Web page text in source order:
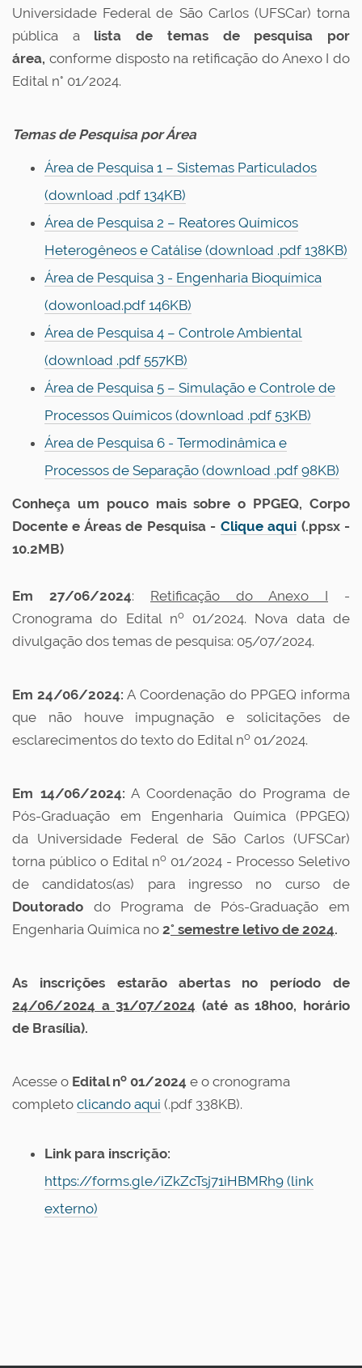
Universidade Federal de São Carlos (UFSCar) torna
pública alista de temas de pesquisa por
área, conforme disposto na retificação do Anexo I do
Edital n° 01/2024.
Temas de Pesquisa por Área
Área de Pesquisa 1 – Sistemas Particulados
(download .pdf 134KB)
Área de Pesquisa 2 – Reatores Químicos
Heterogêneos e Catálise (download .pdf 138KB)
Área de Pesquisa 3 - Engenharia Bioquímica
(dowonload.pdf 146KB)
Área de Pesquisa 4 – Controle Ambiental
(download .pdf 557KB)
Área de Pesquisa 5 – Simulação e Controle de
Processos Químicos (download .pdf 53KB)
Área de Pesquisa 6 - Termodinâmica e
Processos de Separação (download .pdf 98KB)
Conheça um pouco mais sobre o PPGEQ, Corpo
Docente e Áreas de Pesquisa - Clique aqui (.ppsx -
10.2MB)
Em 27/06/2024: Retificação do Anexo I -
Cronograma do Edital no01/2024. Nova data de
divulgação dos temas de pesquisa: 05/07/2024.
Em 24/06/2024: A Coordenação do PPGEQ informa
que não houve impugnação e solicitações de
esclarecimentos do texto do Edital no 01/2024.
Em 14/06/2024: A Coordenação do Programa de
Pós-Graduação em Engenharia Química (PPGEQ)
da Universidade Federal de São Carlos (UFSCar)
torna público o Edital no 01/2024 - Processo Seletivo
de candidatos(as) para ingresso no curso de
Doutorado do Programa de Pós-Graduação em
Engenharia Química no 2° semestre letivo de 2024.
As inscrições estarão abertas no período de
24/06/2024 a 31/07/2024 (até as 18h00, horário
de Brasília).
Acesse o Edital no 01/2024 e o cronograma
completo clicando aqui (.pdf 338KB).
Link para inscrição:
https://forms.gle/iZkZcTsj71iHBMRh9 (link
externo)